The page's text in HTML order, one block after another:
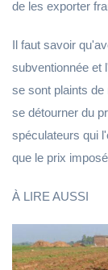
de les exporter
Il faut savoir
subventionnée et
se sont plaints de
se détourner du
spéculateurs qui
que le prix
À LIRE AUSSI